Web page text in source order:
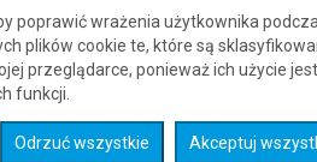
zbierane z wielu różnych
na stronę innego
poprawić wrażenia użytkownika
plików cookie te, które są
przeglądarce, ponieważ ich użycie jest
funkcji.
Odrzuć wszystkie Akceptuj